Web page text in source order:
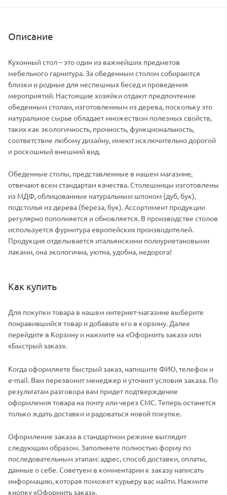
Описание
Кухонный стол – это один из важнейших предметов
мебельного гарнитура. За обеденным столом собираются
близки и родные для неспешных бесед и проведения
мероприятий. Настоящие хозяйки отдают предпочтение
обеденным столам, изготовленным из дерева, поскольку это
натуральное сырье обладает множеством полезных свойств,
таких как экологичность, прочность, функциональность,
соответствие любому дизайну, имеют исключительно дорогой
и роскошный внешний вид.
Обеденные столы, представленные в нашем магазине,
отвечают всем стандартам качества. Столешницы изготовлены
из МДФ, облицованные натуральным шпоном (дуб, бук),
подстолья из дерева (береза, бук). Ассортимент продукции
регулярно пополняется и обновляется. В производстве столов
используется фурнитура европейских производителей.
Продукция отделывается итальянскими полиуриетановыми
лаками, она экологична, уютна, удобна, недорога!
Как купить
Для покупки товара в нашем интернет-магазине выберите
понравившийся товар и добавьте его в корзину. Далее
перейдите в Корзину и нажмите на «Оформить заказ» или
«Быстрый заказ».
Когда оформляете быстрый заказ, напишите ФИО, телефон и
e-mail. Вам перезвонит менеджер и уточнит условия заказа. По
результатам разговора вам придет подтверждение
оформления товара на почту или через СМС. Теперь останется
только ждать доставки и радоваться новой покупке.
Оформление заказа в стандартном режиме выглядит
следующим образом. Заполняете полностью форму по
последовательным этапам: адрес, способ доставки, оплаты,
данные о себе. Советуем в комментарии к заказу написать
информацию, которая поможет курьеру вас найти. Нажмите
кнопку «Оформить заказ».